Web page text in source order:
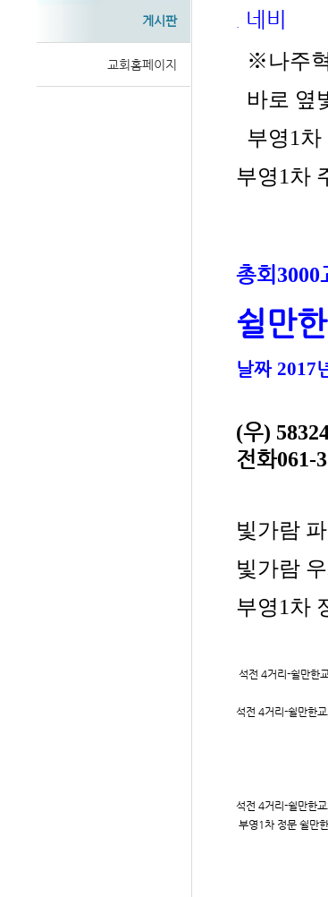
게시판
교회홈페이지
네비
※나주
바로 옆
부영1
부영1차
총회 3000
쉴만
날짜 2017
(우)
전화061-
빛가람
빛가람
부영1차
석전 4거리-쉴만한
석전 4거리-쉴만한
석전 4거리-쉴만한
부영1차 정문 쉴만